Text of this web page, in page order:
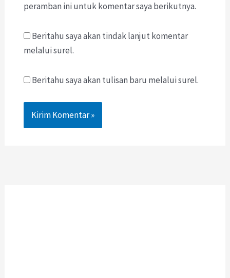
peramban ini untuk komentar saya berikutnya.
Beritahu saya akan tindak lanjut komentar
melalui surel.
Beritahu saya akan tulisan baru melalui surel.